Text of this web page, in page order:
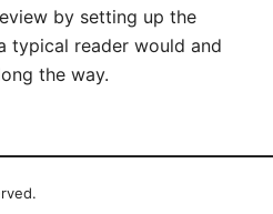
by setting up the
typical reader would and
the way.